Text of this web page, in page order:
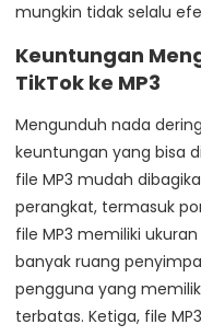
mungkin tidak selalu
Keuntungan
TikTok ke MP3
Mengunduh nada
keuntungan yang bisa
file MP3 mudah
perangkat, termasuk
file MP3 memiliki
banyak ruang
pengguna yang
terbatas. Ketiga, file